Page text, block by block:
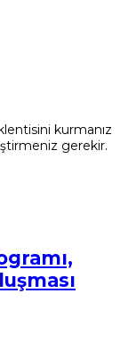
kurmanız
gerekir.